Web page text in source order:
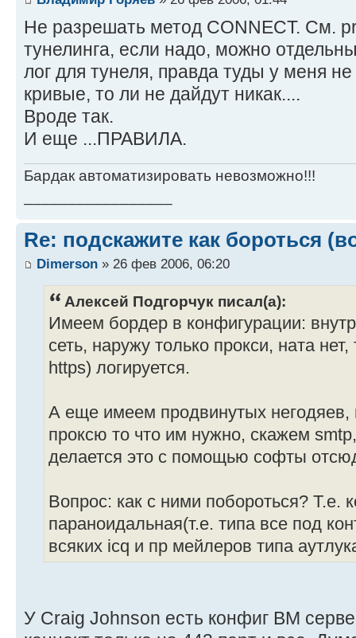
Не разрешать метод CONNECT. См.
тунелинга, если надо, можно
лог для тунеля, правда туды у меня
кривые, то ли не дайдут никак....
Вроде так.
И еще ...ПРАВИЛА.
Бардак автоматизировать невозможно!!!
Re: подскажите как бороться
Dimerson » 26 фев 2006, 06:20
Алексей Подгорчук писал(а):
Имеем бордер в конфигурации:
сеть, наружу только прокси, ната
https) логируется.
А еще имеем продвинутых негодяев,
проксю то что им нужно, скажем
делается это с помощью софты
Вопрос: как с ними побороться? Т.е.
параноидальная(т.е. типа все под
всяких icq и пр мейлеров типа
У Craig Johnson есть конфиг BM